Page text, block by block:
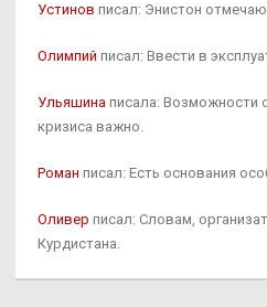
Устинов писал: Энистон
Олимпий писал: Ввести в
Ульяшина писала: Возможности
кризиса важно.
Роман писал: Есть основания
Оливер писал: Словам,
Курдистана.